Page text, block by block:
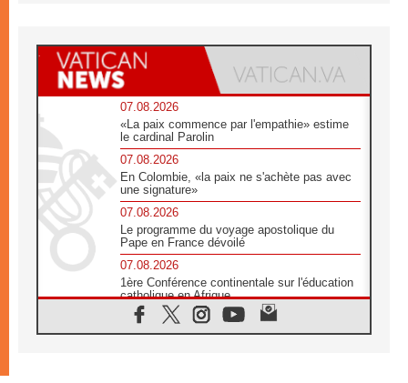
07.08.2026
«La paix commence par l'empathie» estime
le cardinal Parolin
07.08.2026
En Colombie, «la paix ne s'achète pas avec
une signature»
07.08.2026
Le programme du voyage apostolique du
Pape en France dévoilé
07.08.2026
1ère Conférence continentale sur l'éducation
catholique en Afrique
07.08.2026
Un logo symbolique pour la venue du Pape